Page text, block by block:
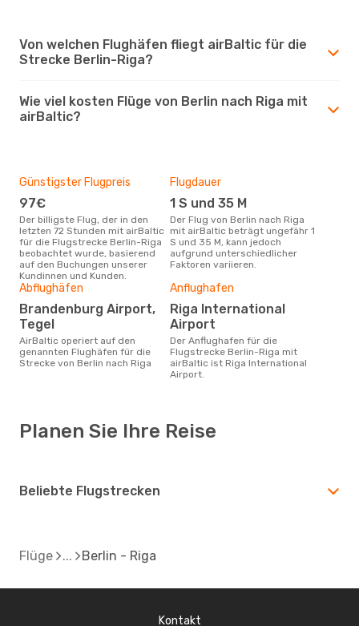
Von welchen Flughäfen fliegt airBaltic für die
Strecke Berlin-Riga?
Wie viel kosten Flüge von Berlin nach Riga mit
airBaltic?
Günstigster Flugpreis
97€
Der billigste Flug, der in den
letzten 72 Stunden mit airBaltic
für die Flugstrecke Berlin-Riga
beobachtet wurde, basierend
auf den Buchungen unserer
Kundinnen und Kunden.
Flugdauer
1 S und 35 M
Der Flug von Berlin nach Riga
mit airBaltic beträgt ungefähr 1
S und 35 M, kann jedoch
aufgrund unterschiedlicher
Faktoren variieren.
Abflughäfen
Brandenburg Airport,
Tegel
airBaltic operiert auf den
genannten Flughäfen für die
Strecke von Berlin nach Riga
Anflughafen
Riga International
Airport
Der Anflughafen für die
Flugstrecke Berlin-Riga mit
airBaltic ist Riga International
Airport.
Planen Sie Ihre Reise
Beliebte Flugstrecken
Flüge Berlin - Riga
Kontakt